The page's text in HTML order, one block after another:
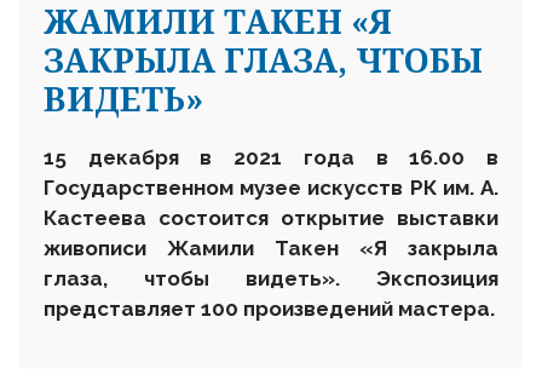
ЖАМИЛИ ТАКЕН «Я
ЗАКРЫЛА ГЛАЗА, ЧТОБЫ
ВИДЕТЬ»
15 декабря в 2021 года в 16.00 в
Государственном музее искусств РК им. А.
Кастеева состоится открытие выставки
живописи Жамили Такен «Я закрыла
глаза, чтобы видеть». Экспозиция
представляет 100 произведений мастера.